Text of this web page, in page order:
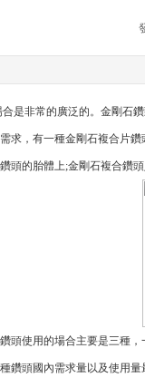
是非常的廣泛的。 金剛石
求，有一種金剛石複合片
頭的胎體上;金剛石複合鑽
使用的場合主要是三種
鑽頭國內需求量以及使用